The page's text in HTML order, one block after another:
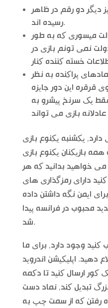
دیگر دو رقم در ظاهر
رسیده اند.
میسوری که به طور
نمی تونم بازی در
پراکنده به نظر
قرقره این دور جایزه
یک سرنخ پیشرو به
یکشنبه یکنوع بازی
بازیکنان یکنوع بازی
می خواهید بدانید که هر
دارای رمزگذاری های
ایمن نگه داشتن داده
محبوب در فرانسه پیدا
شد.
کنید وجود دارد, برای ما
دهید. اپلیکیشن اندروید
کور ارسال کنید تا دکمه
تبدیل کند, نماد دست
رفتن که از سمت چپ به